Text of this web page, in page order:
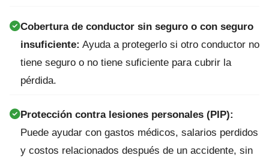
Cobertura de conductor sin seguro o con seguro
insuficiente: Ayuda a protegerlo si otro conductor no
tiene seguro o no tiene suficiente para cubrir la
pérdida.
Protección contra lesiones personales (PIP):
Puede ayudar con gastos médicos, salarios perdidos
y costos relacionados después de un accidente, sin